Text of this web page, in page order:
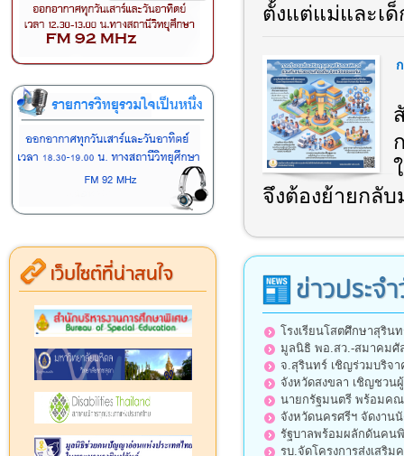
ตั้งแต่แม่และเด็
จึงต้องย้ายกลั
ข่าวประจ
โรงเรียนโสตศึกษาสุริน
มูลนิธิ พอ.สว.-สมาคมศัล
จ.สุรินทร์ เชิญร่วมบริจา
จังหวัดสงขลา เชิญชวน
นายกรัฐมนตรี พร้อมคณ
จังหวัดนครศรีฯ จัดงาน
รัฐบาลพร้อมผลักดันคนพิ
รบ.จัดโครงการส่งเสริม
เว็บไซต์ที่น่าสนใจ